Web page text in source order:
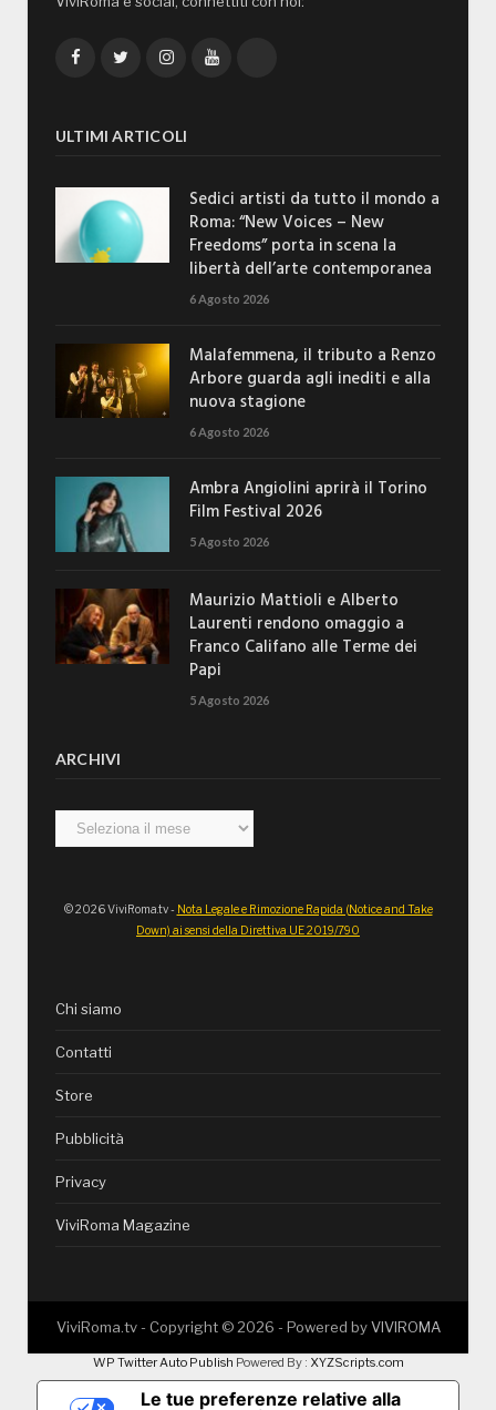
FacebookTwitterInstagramYouTube
ULTIMI ARTICOLI
Sedici artisti da tutto il mondo a
Roma: “New Voices – New
Freedoms” porta in scena la
libertà dell’arte contemporanea
6 Agosto 2026
Malafemmena, il tributo a Renzo
Arbore guarda agli inediti e alla
nuova stagione
6 Agosto 2026
Ambra Angiolini aprirà il Torino
Film Festival 2026
5 Agosto 2026
Maurizio Mattioli e Alberto
Laurenti rendono omaggio a
Franco Califano alle Terme dei
Papi
5 Agosto 2026
ARCHIVI
Archivi
© 2026 ViviRoma.tv - Nota Legale e Rimozione Rapida (Notice and Take
Down) ai sensi della Direttiva UE 2019/790
Chi siamo
Contatti
Store
Pubblicità
Privacy
ViviRoma Magazine
ViviRoma.tv - Copyright © 2026 - Powered byVIVIROMA
WP Twitter Auto Publish Powered By : XYZScripts.com
Le tue preferenze relative alla